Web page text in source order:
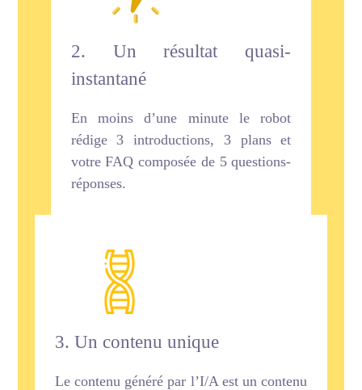
2. Un résultat quasi-
instantané
En moins d’une minute le robot
rédige 3 introductions, 3 plans et
votre FAQ composée de 5 questions-
réponses.
3. Un contenu unique
Le contenu généré par l’I/A est un contenu